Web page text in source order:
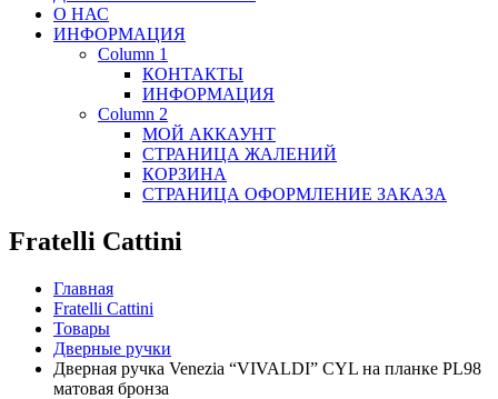
О НАС
ИНФОРМАЦИЯ
Column 1
КОНТАКТЫ
ИНФОРМАЦИЯ
Column 2
МОЙ АККАУНТ
СТРАНИЦА ЖАЛЕНИЙ
КОРЗИНА
СТРАНИЦА ОФОРМЛЕНИЕ ЗАКАЗА
Fratelli Cattini
Главная
Fratelli Cattini
Товары
Дверные ручки
Дверная ручка Venezia “VIVALDI” CYL на планке PL98
матовая бронза